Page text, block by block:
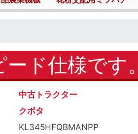
ド仕様です。
中古トラクター
クボタ
KL345HFQBMANPP